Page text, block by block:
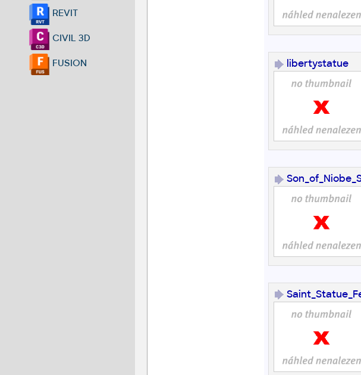
REVIT
CIVIL 3D
FUSION libertystatue